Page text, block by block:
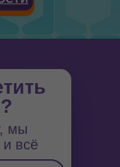
мы
всё